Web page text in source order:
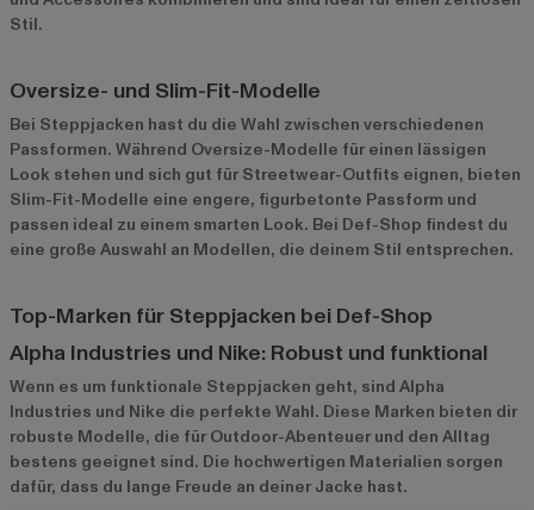
Stil.
Oversize- und Slim-Fit-Modelle
Bei Steppjacken hast du die Wahl zwischen verschiedenen
Passformen. Während Oversize-Modelle für einen lässigen
Look stehen und sich gut für Streetwear-Outfits eignen, bieten
Slim-Fit-Modelle eine engere, figurbetonte Passform und
passen ideal zu einem smarten Look. Bei Def-Shop findest du
eine große Auswahl an Modellen, die deinem Stil entsprechen.
Top-Marken für Steppjacken bei Def-Shop
Alpha Industries und Nike: Robust und funktional
Wenn es um funktionale Steppjacken geht, sind Alpha
Industries und Nike die perfekte Wahl. Diese Marken bieten dir
robuste Modelle, die für Outdoor-Abenteuer und den Alltag
bestens geeignet sind. Die hochwertigen Materialien sorgen
dafür, dass du lange Freude an deiner Jacke hast.